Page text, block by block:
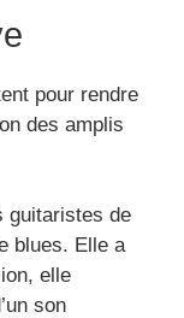
pour rendre
des amplis
guitaristes de
blues. Elle a
elle
son